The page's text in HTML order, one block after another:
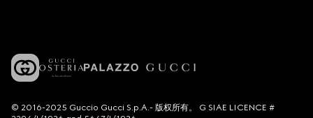
© 2016-2025 Guccio Gucci S.p.A.- 版权所有。 G SIAE LICENCE #